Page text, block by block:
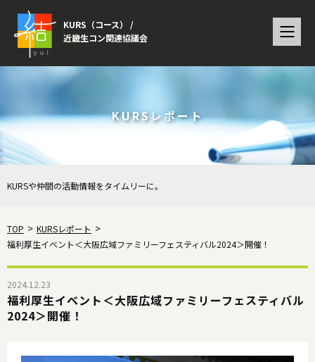
KURS（コース） /
近畿生コン関連協議会
KURSレポート
KURSや仲間の活動情報をタイムリーに。
TOP
KURSレポート
福利厚生イベント＜大阪広域ファミリーフェスティバル2024＞開催！
2024.12.23
福利厚生イベント＜大阪広域ファミリーフェスティバル
2024＞開催！